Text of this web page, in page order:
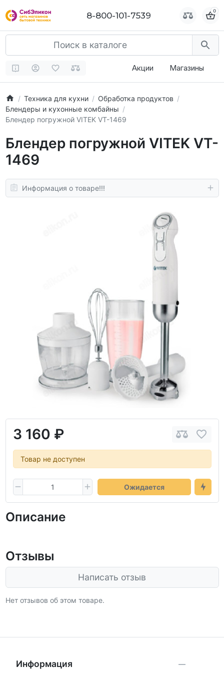
8-800-101-7539 0
Акции Магазины
Техника для кухни
Обработка продуктов
Блендеры и кухонные комбайны
Блендер погружной VITEK VT-1469
Блендер погружной VITEK VT-
1469
Информация о товаре!!!
3 160 ₽
Товар не доступен
Ожидается
Описание
Отзывы
Написать отзыв
Нет отзывов об этом товаре.
Информация
8-800-101-7539 0